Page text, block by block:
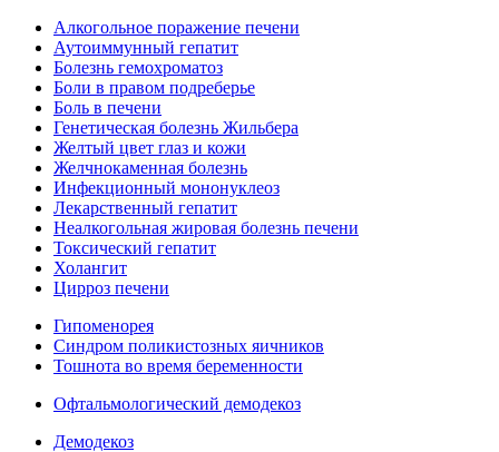
Алкогольное поражение печени
Аутоиммунный гепатит
Болезнь гемохроматоз
Боли в правом подреберье
Боль в печени
Генетическая болезнь Жильбера
Желтый цвет глаз и кожи
Желчнокаменная болезнь
Инфекционный мононуклеоз
Лекарственный гепатит
Неалкогольная жировая болезнь печени
Токсический гепатит
Холангит
Цирроз печени
Гипоменорея
Синдром поликистозных яичников
Тошнота во время беременности
Офтальмологический демодекоз
Демодекоз